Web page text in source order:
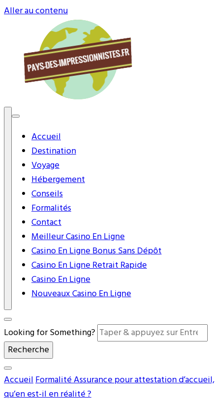
Aller au contenu
pays-des-
impressionnistes.fr
Accueil
Destination
Voyage
Hébergement
Conseils
Formalités
Contact
Meilleur Casino En Ligne
Casino En Ligne Bonus Sans Dépôt
Casino En Ligne Retrait Rapide
Casino En Ligne
Nouveaux Casino En Ligne
Looking for Something?
AccueilFormalitéAssurance pour attestation d’accueil,
qu’en est-il en réalité ?